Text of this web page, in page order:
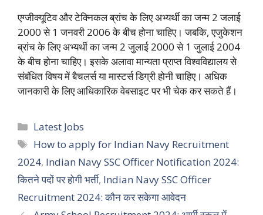
एग्जीक्यूटिव और टेक्निकल ब्रांच के लिए अभ्यर्थी का जन्म 2 जलाई
2000 से 1 जनवरी 2006 के बीच होना चाहिए। जबकि, एजुकेशन
ब्रांच के लिए अभ्यर्थी का जन्म 2 जुलाई 2000 से 1 जुलाई 2004
के बीच होना चाहिए। इसके अलावा मान्यता प्राप्त विश्वविद्यालय से
संबंधित विषय में बैचलर्स या मास्टर्स डिग्री होनी चाहिए। अधिक
जानकारी के लिए आधिकारिक वेबसाइट पर भी चेक कर सकते हैं।
Categories
Latest Jobs
Tags
How to apply for Indian Navy Recruitment
2024, Indian Navy SSC Officer Notification 2024:
कितने पदों पर होगी भर्ती, Indian Navy SSC Officer
Recruitment 2024: कौन कर सकेगा आवेदन